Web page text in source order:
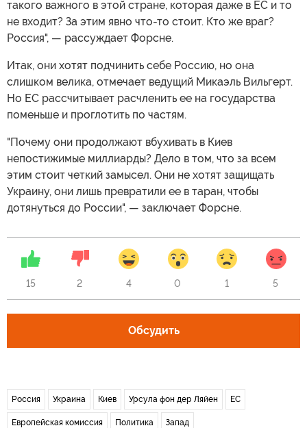
такого важного в этой стране, которая даже в ЕС и то
не входит? За этим явно что-то стоит. Кто же враг?
Россия", — рассуждает Форсне.
Итак, они хотят подчинить себе Россию, но она
слишком велика, отмечает ведущий Микаэль Вильгерт.
Но ЕС рассчитывает расчленить ее на государства
поменьше и проглотить по частям.
"Почему они продолжают вбухивать в Киев
непостижимые миллиарды? Дело в том, что за всем
этим стоит четкий замысел. Они не хотят защищать
Украину, они лишь превратили ее в таран, чтобы
дотянуться до России", — заключает Форсне.
15 2 4 0 1 5
Обсудить
Россия Украина Киев Урсула фон дер Ляйен ЕС
Европейская комиссия Политика Запад